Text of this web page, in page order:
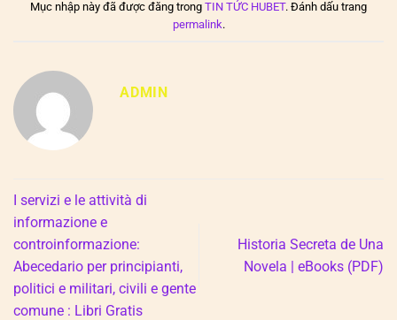
Mục nhập này đã được đăng trong TIN TỨC HUBET. Đánh dấu trang
permalink.
ADMIN
I servizi e le attività di
informazione e
controinformazione:
Abecedario per principianti,
politici e militari, civili e gente
comune : Libri Gratis
Historia Secreta de Una
Novela | eBooks (PDF)